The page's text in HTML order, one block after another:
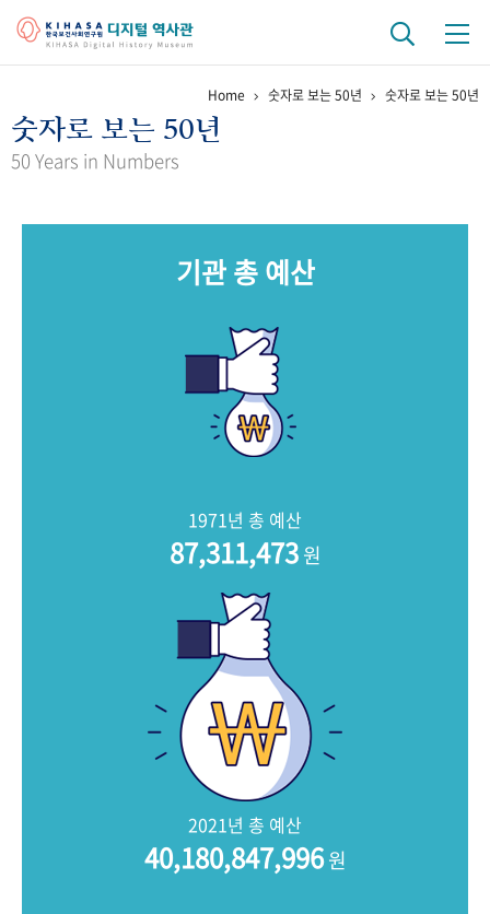
걸어온 길 기관 변천사 역대 기관장
키워드로 보는 연구 역사
문서 기록물 행정박물
Home 숫자로 보는 50년 숫자로 보는 50년
숫자로 보는 50년
50 Years in Numbers
기관 총 예산
1971년 총 예산
87,311,473원
2021년 총 예산
40,180,847,996원